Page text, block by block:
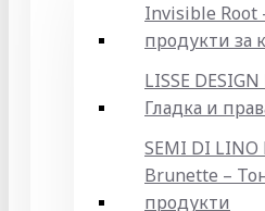
Invisible
продукти за
LISSE
Гладка и
SEMI DI LINO
Brunette –
продукти